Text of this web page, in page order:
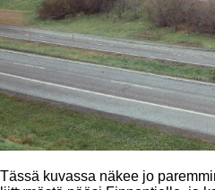
Tässä kuvassa näkee jo